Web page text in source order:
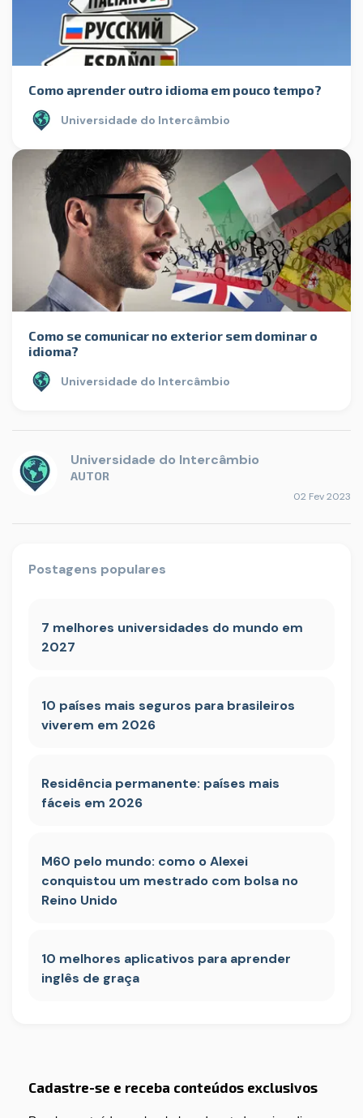
Como aprender outro idioma em pouco tempo?
Universidade do Intercâmbio
Como se comunicar no exterior sem dominar o
idioma?
Universidade do Intercâmbio
Universidade do Intercâmbio
AUTOR
02 Fev 2023
Postagens populares
7 melhores universidades do mundo em
2027
10 países mais seguros para brasileiros
viverem em 2026
Residência permanente: países mais
fáceis em 2026
M60 pelo mundo: como o Alexei
conquistou um mestrado com bolsa no
Reino Unido
10 melhores aplicativos para aprender
inglês de graça
Cadastre-se e receba conteúdos exclusivos